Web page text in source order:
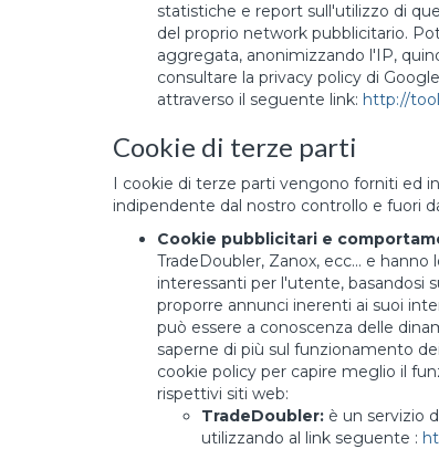
statistiche e report sull'utilizzo di
del proprio network pubblicitario.
aggregata, anonimizzando l'IP,
consultare la privacy policy di
attraverso il seguente link: http://
Cookie di terze parti
I cookie di terze parti vengono forniti ed
indipendente dal nostro controllo e fuori
Cookie pubblicitari e
TradeDoubler, Zanox, ecc... e
interessanti per l'utente, basandosi
proporre annunci inerenti ai suoi
può essere a conoscenza delle
saperne di più sul funzionamento
cookie policy per capire meglio il
rispettivi siti web:
TradeDoubler: è un servizio
utilizzando al link seguente :